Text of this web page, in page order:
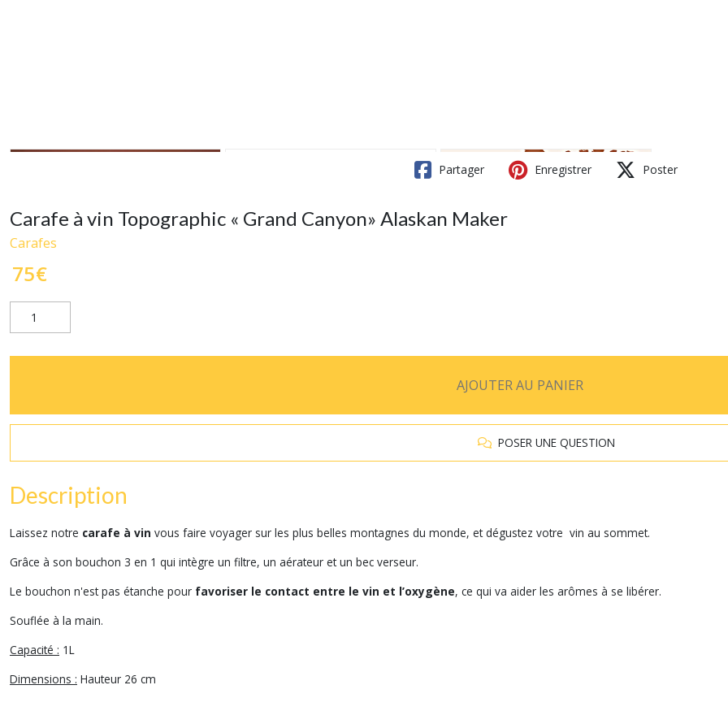
Partager Enregistrer Poster
Carafe à vin Topographic « Grand Canyon» Alaskan Maker
Carafes
75€
AJOUTER AU PANIER
POSER UNE QUESTION
Description
Laissez notre carafe à vin vous faire voyager sur les plus belles montagnes du monde, et dégustez votre vin au sommet.
Grâce à son bouchon 3 en 1 qui intègre un filtre, un aérateur et un bec verseur.
Le bouchon n'est pas étanche pour favoriser le contact entre le vin et l’oxygène, ce qui va aider les arômes à se libérer.
Souflée à la main.
Capacité : 1L
Dimensions : Hauteur 26 cm